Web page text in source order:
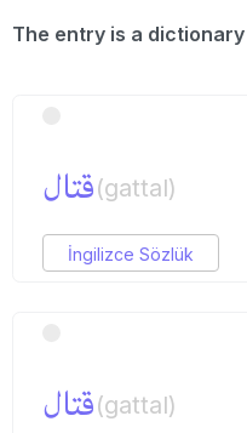
قتال(gattal)
İngilizce Sözlük
قتال(gattal)